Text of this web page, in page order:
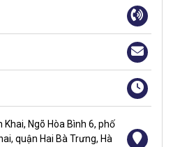
Khai, Ngõ Hòa Bình 6, phố
quận Hai Bà Trưng, Hà